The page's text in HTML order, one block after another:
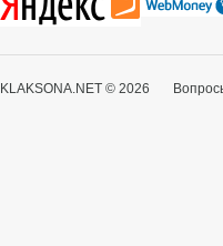
KLAKSONA.NET © 2026